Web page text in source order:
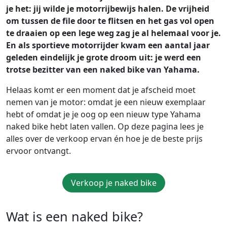
je het: jij wilde je motorrijbewijs halen. De vrijheid
om tussen de file door te flitsen en het gas vol open
te draaien op een lege weg zag je al helemaal voor je.
En als sportieve motorrijder kwam een aantal jaar
geleden eindelijk je grote droom uit: je werd een
trotse bezitter van een naked bike van Yahama.
Helaas komt er een moment dat je afscheid moet
nemen van je motor: omdat je een nieuw exemplaar
hebt of omdat je je oog op een nieuw type Yahama
naked bike hebt laten vallen. Op deze pagina lees je
alles over de verkoop ervan én hoe je de beste prijs
ervoor ontvangt.
Verkoop je naked bike
Wat is een naked bike?